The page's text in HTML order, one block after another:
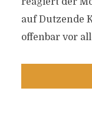
auf Dutzende
offenbar vor